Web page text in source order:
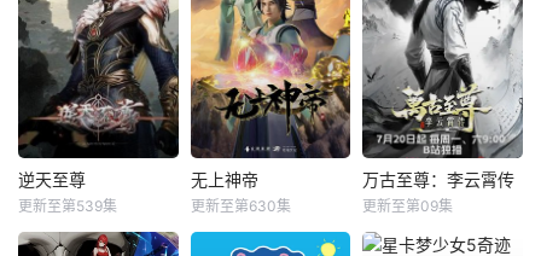
逆天至尊
更新至第539集
无上神帝
更新至第630集
万古至尊：李云霄传
更新至第09集